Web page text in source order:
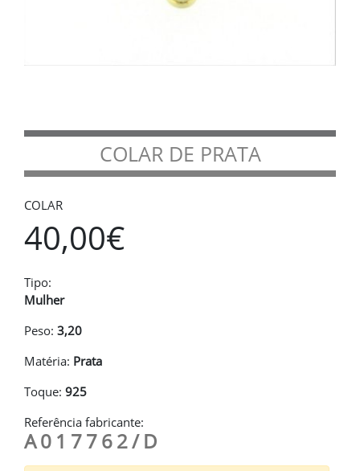
COLAR DE PRATA
COLAR
40,00€
Tipo:
Mulher
Peso: 3,20
Matéria: Prata
Toque: 925
Referência fabricante:
A017762/D